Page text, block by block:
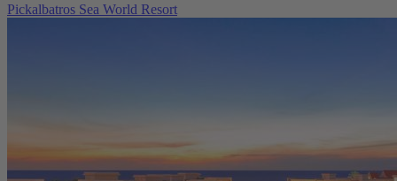
Pickalbatros Sea World Resort